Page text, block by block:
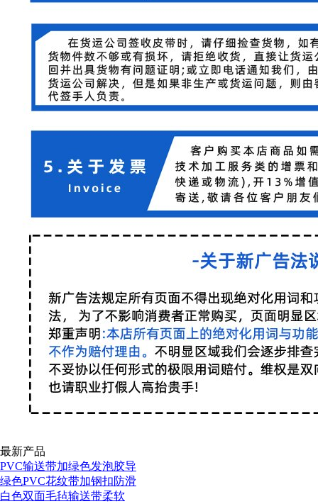
最新产品
PVC输送带加绿色发泡胶导
绿色PVC花纹带加钢扣防滑
白色双面毛毡输送带柔软